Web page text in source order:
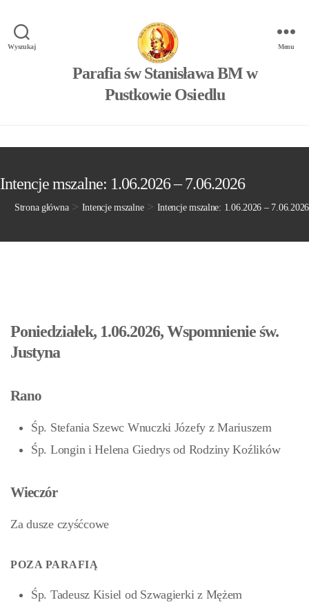
Wyszukaj
Parafia św Stanisława BM w
Pustkowie Osiedlu
Menu
Intencje mszalne: 1.06.2026 – 7.06.2026
Strona główna> Intencje mszalne> Intencje mszalne: 1.06.2026 – 7.06.2026
Poniedziałek, 1.06.2026, Wspomnienie św.
Justyna
Rano
Śp. Stefania Szewc Wnuczki Józefy z Mariuszem
Śp. Longin i Helena Giedrys od Rodziny Koźlików
Wieczór
Za dusze czyśćcowe
POZA PARAFIĄ
Śp. Tadeusz Kisiel od Szwagierki z Mężem